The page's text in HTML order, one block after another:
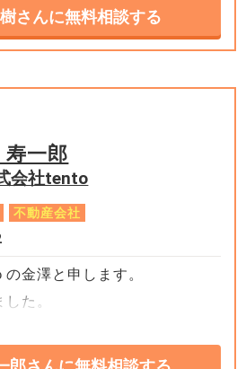
の登録前であれば「未公開」あ
の表現も成り立ちますが、他社
なる営業トークと言えるでしょ
らず、一般媒介以外の媒介方
登録が義務付けられているた
間以外について未公開と表現
ありません。言い回しとしては
るのが正解です。
さんに無料相談する
寿一郎
会社tento
不動産会社
金澤と申します。
た。